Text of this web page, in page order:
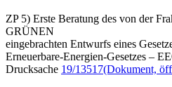
ZP 5) Erste Beratung des von der
GRÜNEN
eingebrachten Entwurfs eines
Erneuerbare-Energien-Gesetzes –
Drucksache 19/13517(Dokument,